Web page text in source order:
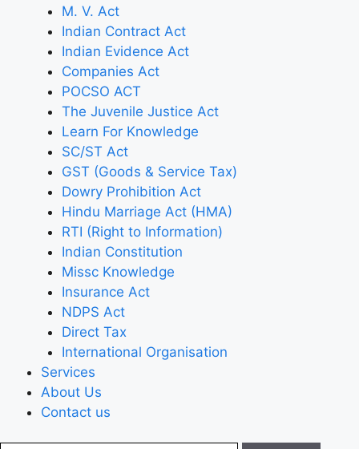
M. V. Act
Indian Contract Act
Indian Evidence Act
Companies Act
POCSO ACT
The Juvenile Justice Act
Learn For Knowledge
SC/ST Act
GST (Goods & Service Tax)
Dowry Prohibition Act
Hindu Marriage Act (HMA)
RTI (Right to Information)
Indian Constitution
Missc Knowledge
Insurance Act
NDPS Act
Direct Tax
International Organisation
Services
About Us
Contact us